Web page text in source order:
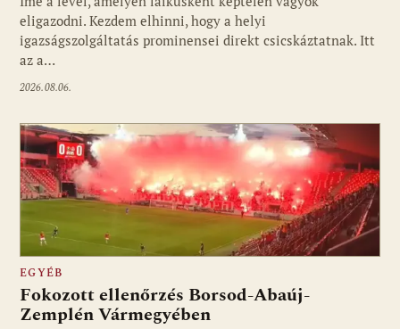
eligazodni. Kezdem elhinni, hogy a helyi
igazságszolgáltatás prominensei direkt csicskáztatnak. Itt
az a…
2026.08.06.
EGYÉB
Fokozott ellenőrzés Borsod-Abaúj-
Zemplén Vármegyében